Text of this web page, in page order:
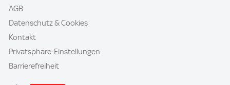
AGB
Datenschutz & Cookies
Kontakt
Privatsphäre-Einstellungen
Barrierefreiheit